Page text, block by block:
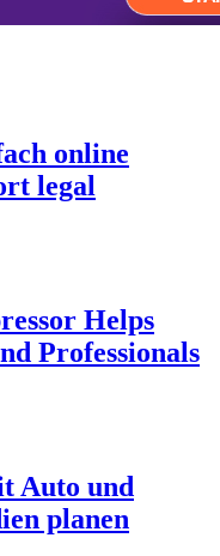
online
legal
Helps
Professionals
Auto und
planen